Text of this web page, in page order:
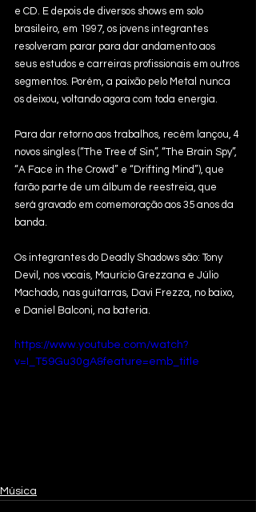
e CD. E depois de diversos shows em solo
brasileiro, em 1997, os jovens integrantes
resolveram parar para dar andamento aos
seus estudos e carreiras profissionais em outros
segmentos. Porém, a paixão pelo Metal nunca
os deixou, voltando agora com toda energia.
Para dar retorno aos trabalhos, recém lançou, 4
novos singles (“The Tree of Sin”, “The Brain Spy”,
“A Face in the Crowd” e “Drifting Mind”), que
farão parte de um álbum de reestreia, que
será gravado em comemoração aos 35 anos da
banda.
Os integrantes do Deadly Shadows são: Tony
Devil, nos vocais, Maurício Grezzana e Júlio
Machado, nas guitarras, Davi Frezza, no baixo,
e Daniel Balconi, na bateria.
https://www.youtube.com/watch?
v=I_T59Gu30gA&feature=emb_title
Música